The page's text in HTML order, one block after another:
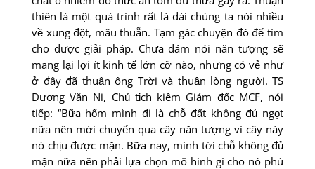
thiên là một quá trình rất là dài chúng ta nói nhiều
về xung đột, mâu thuẫn. Tạm gác chuyện đó để tìm
cho được giải pháp. Chưa dám nói năn tượng sẽ
mang lại lợi ít kinh tế lớn cỡ nào, nhưng có vẻ như
ở đây đã thuận ông Trời và thuận lòng người. TS
Dương Văn Ni, Chủ tịch kiêm Giám đốc MCF, nói
tiếp: “Bữa hổm mình đi là chỗ đất không đủ ngọt
nữa nên mới chuyển qua cây năn tượng vì cây này
nó chịu được mặn. Bữa nay, mình tới chỗ không đủ
mặn nữa nên phải lựa chọn mô hình gì cho nó phù